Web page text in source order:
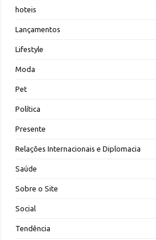
hoteis
Lançamentos
Lifestyle
Moda
Pet
Política
Presente
Relações Internacionais e Diplomacia
Saúde
Sobre o Site
Social
Tendência